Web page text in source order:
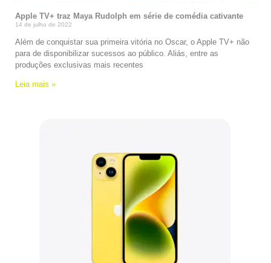
Apple TV+ traz Maya Rudolph em série de comédia cativante
14 de julho de 2022
Além de conquistar sua primeira vitória no Oscar, o Apple TV+ não
para de disponibilizar sucessos ao público. Aliás, entre as
produções exclusivas mais recentes
Leia mais »